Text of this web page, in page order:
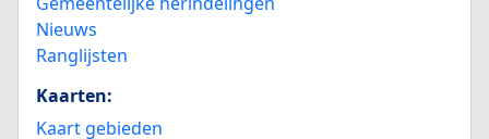
Nieuws
Ranglijsten
Kaarten:
Kaart gebieden